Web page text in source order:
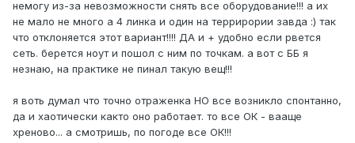
немогу из-за невозможности снять все оборудование!!! а их
не мало не много а 4 линка и один на террирории завда :) так
что отклоняется этот вариант!!!! ДА и + удобно если рвется
сеть. берется ноут и пошол с ним по точкам. а вот с ББ я
незнаю, на практике не пинал такую вещ!!!
я воть думал что точно отраженка НО все возникло спонтанно,
да и хаотически както оно работает. то все ОК - вааще
хреново... а смотришь, по погоде все ОК!!!